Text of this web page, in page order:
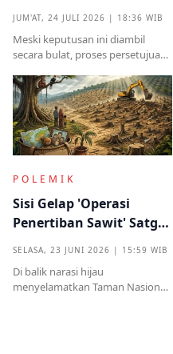
Induk Tua Italia?
JUM'AT, 24 JULI 2026 | 18:36 WIB
Meski keputusan ini diambil
secara bulat, proses persetujuan
kritik tajam terkait prosedur yang
mendadak serta kekhawatiran
akan beban anggaran
POLEMIK
Sisi Gelap 'Operasi
Penertiban Sawit' Satgas
SELASA, 23 JUNI 2026 | 15:59 WIB
Di balik narasi hijau
menyelamatkan Taman Nasional